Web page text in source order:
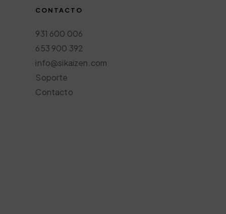
CONTACTO
931 600 006
653 900 392
info@sikaizen.com
Soporte
Contacto